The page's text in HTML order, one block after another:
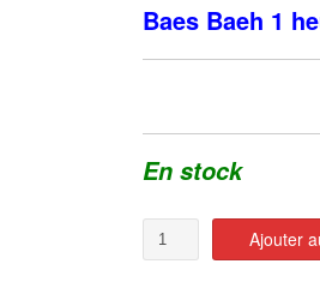
Baes Baeh 1
En stock
Quantité Ajouter